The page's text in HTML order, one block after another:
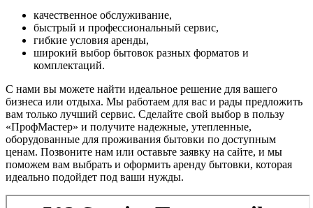
качественное обслуживание,
быстрый и профессиональный сервис,
гибкие условия аренды,
широкий выбор бытовок разных форматов и
комплектаций.
С нами вы можете найти идеальное решение для вашего
бизнеса или отдыха. Мы работаем для вас и рады предложить
вам только лучший сервис. Сделайте свой выбор в пользу
«ПрофМастер» и получите надежные, утепленные,
оборудованные для проживания бытовки по доступным
ценам. Позвоните нам или оставьте заявку на сайте, и мы
поможем вам выбрать и оформить аренду бытовки, которая
идеально подойдет под ваши нужды.